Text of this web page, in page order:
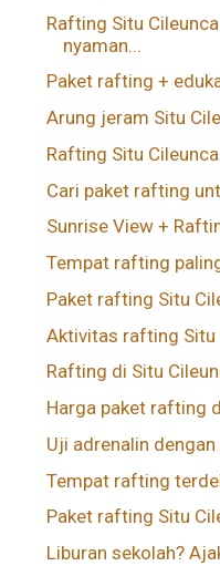
Rafting Situ
nyaman...
Paket rafting +
Arung jeram Situ
Rafting Situ
Cari paket rafting
Sunrise View +
Tempat rafting
Paket rafting Situ
Aktivitas rafting Situ
Rafting di Situ
Harga paket rafting
Uji adrenalin
Tempat rafting
Paket rafting Situ
Liburan sekolah?